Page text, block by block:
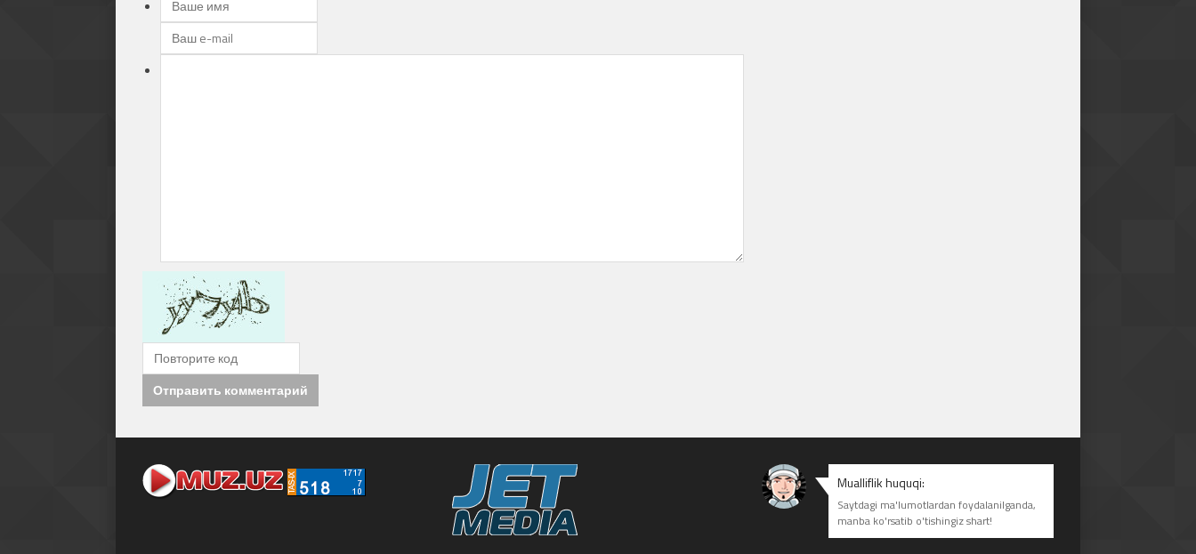
Отправить комментарий
Mualliflik huquqi:
Saytdagi ma'lumotlardan foydalanilganda,
manba ko'rsatib o'tishingiz shart!